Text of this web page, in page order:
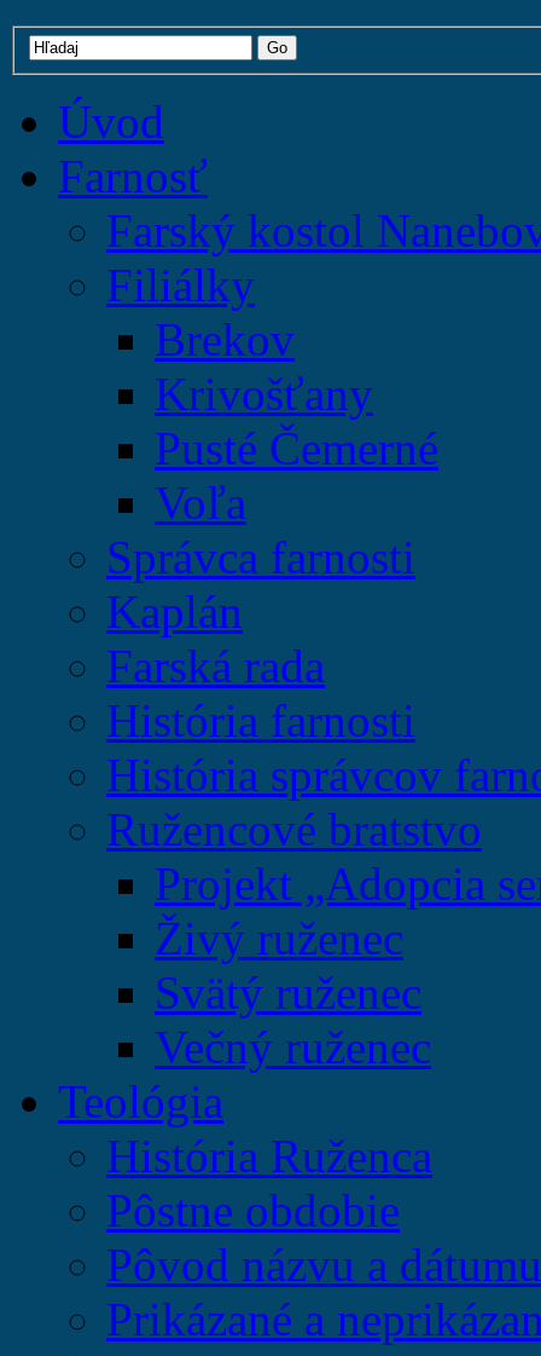
Úvod
Farnosť
Farský kostol
Filiálky
Brekov
Krivošťany
Pusté Čemerné
Voľa
Správca farnosti
Kaplán
Farská rada
História farnosti
História správcov
Ružencové bratstvo
Projekt „Adopcia
Živý ruženec
Svätý ruženec
Večný ruženec
Teológia
História Ruženca
Pôstne obdobie
Pôvod názvu a
Prikázané a